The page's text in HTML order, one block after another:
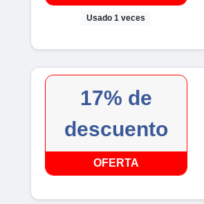
Usado 1 veces
17% de
descuento
OFERTA